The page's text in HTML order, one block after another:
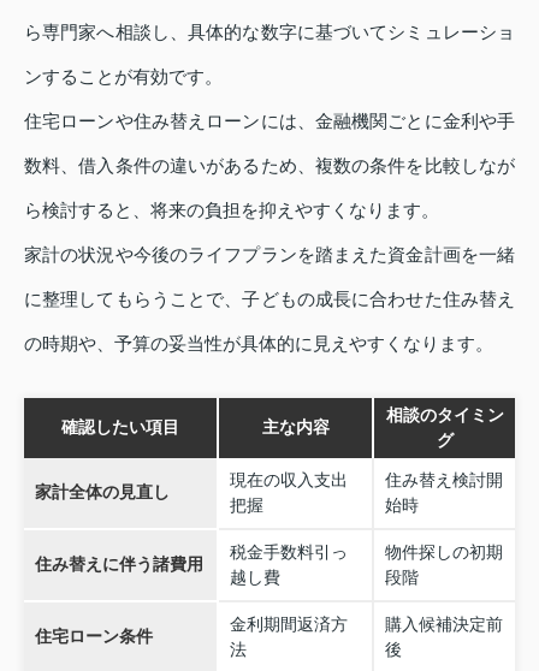
ら専門家へ相談し、具体的な数字に基づいてシミュレーショ
ンすることが有効です。
住宅ローンや住み替えローンには、金融機関ごとに金利や手
数料、借入条件の違いがあるため、複数の条件を比較しなが
ら検討すると、将来の負担を抑えやすくなります。
家計の状況や今後のライフプランを踏まえた資金計画を一緒
に整理してもらうことで、子どもの成長に合わせた住み替え
の時期や、予算の妥当性が具体的に見えやすくなります。
確認したい項目 主な内容
相談のタイミン
グ
家計全体の見直し
現在の収入支出
把握
住み替え検討開
始時
住み替えに伴う諸費用
税金手数料引っ
越し費
物件探しの初期
段階
住宅ローン条件
金利期間返済方
法
購入候補決定前
後